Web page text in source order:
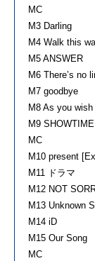
MC
M3 Darling
M4 Walk this
M5 ANSWER
M6 There’s
M7 goodbye
M8 As you
M9
MC
M10 present
M11 ドラマ
M12 NOT
M13 Unknown
M14 iD
M15 Our Song
MC